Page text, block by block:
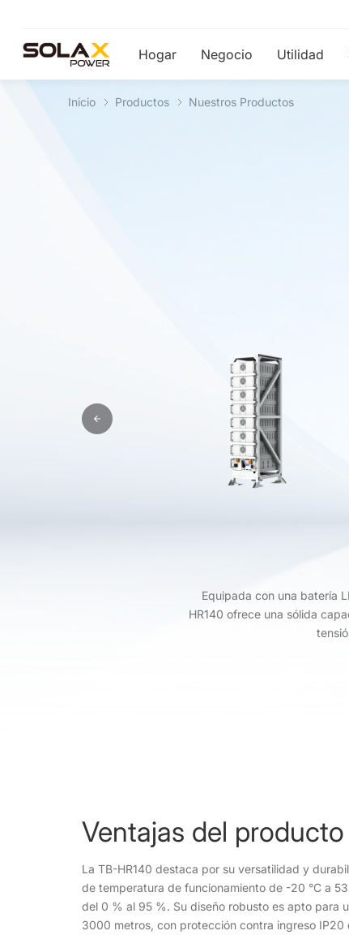
Hogar Negocio Utilidad
Inicio Productos Nuestros Productos
Equipada con una batería
HR140 ofrece una sólida
Ventajas del producto
La TB-HR140 destaca por su versatilidad y
de temperatura de funcionamiento de -20 °C a
del 0 % al 95 %. Su diseño robusto es apto para
3000 metros, con protección contra ingreso